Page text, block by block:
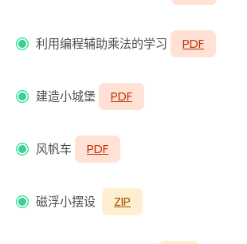
利用编程辅助乘法的学习 PDF
建造小城堡 PDF
风帆车 PDF
磁浮小摆设 ZIP